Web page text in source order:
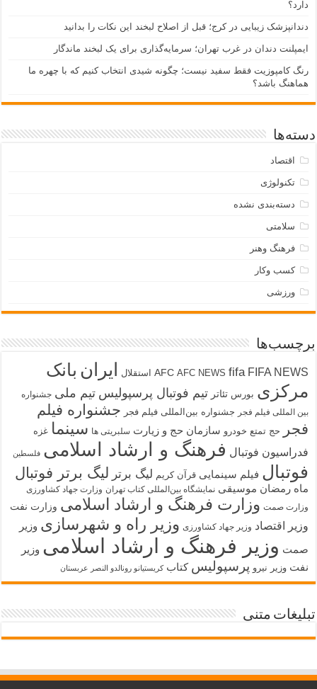
دارد؟
دندانپزشک زیبایی در کرج؛ قبل از اصلاح لبخند این نکات را بدانید
ایمپلنت دندان در غرب تهران؛ سرمایه‌گذاری برای یک لبخند ماندگار
رنگ کامپوزیت فقط سفید نیست؛ چگونه شیدی انتخاب کنیم که با چهره ما
هماهنگ باشد؟
دسته‌ها
اقتصاد
تکنولوژی
دسته‌بندی نشده
سلامتی
فرهنگ وهنر
کسب وکار
ورزشی
برچسب‌ها
AFC AFC NEWS fifa FIFA NEWS استقلال ایران بانک
مرکزی بورس تئاتر تیم فوتبال پرسپولیس تیم ملی جشنواره
بین المللی فیلم فجر جشنواره بین‌المللی فیلم فجر جشنواره فیلم
فجر
حج تمتع خودرو سازمان حج و زیارت سلبریتی ها سینما غزه
فدراسیون فوتبال فرهنگ و ارشاد اسلامی فلسطین
فوتبال فیلم سینمایی قرآن کریم لیگ برتر لیگ برتر فوتبال
ماه رمضان موسیقی نمایشگاه بین‌المللی کتاب تهران وزارت جهاد کشاورزی
وزارت صمت وزارت فرهنگ و ارشاد اسلامی وزارت نفت
وزیر اقتصاد وزیر جهاد کشاورزی وزیر راه و شهرسازی وزیر
صمت وزیر فرهنگ و ارشاد اسلامی وزیر
نفت وزیر نیرو پرسپولیس کتاب کریستیانو رونالدو النصر عربستان
تبلیغات متنی